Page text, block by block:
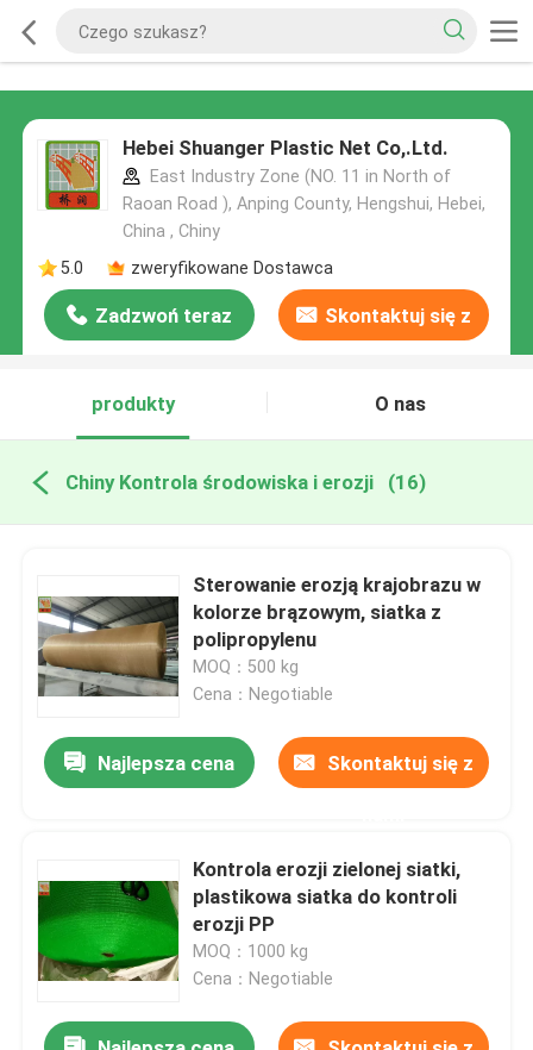
Hebei Shuanger Plastic Net Co,.Ltd.
East Industry Zone (NO. 11 in North of
Raoan Road ), Anping County, Hengshui, Hebei,
China , Chiny
5.0
zweryfikowane Dostawca
Zadzwoń teraz Skontaktuj się z
produkty
O nas
Chiny Kontrola środowiska i erozji (16)
Sterowanie erozją krajobrazu w
kolorze brązowym, siatka z
polipropylenu
MOQ：500 kg
Cena：Negotiable
Najlepsza cena Skontaktuj się z
Kontrola erozji zielonej siatki,
plastikowa siatka do kontroli
erozji PP
MOQ：1000 kg
Cena：Negotiable